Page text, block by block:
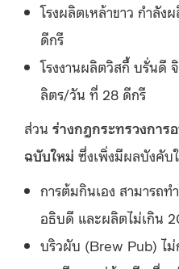
โรงผลิตเหล้าขาว กำลั
ดีกรี
โรงงานผลิตวิสกี้ บรั่นดี
ลิตร/วัน ที่ 28 ดีกรี
ส่วน ร่างกฎกระทรวงกา
ฉบับใหม่ ซึ่งเพิ่งมีผลบังคับ
การต้มกินเอง สามารถ
อธิบดี และผลิตไม่เกิน
บริวผับ (Brew Pub) ไ